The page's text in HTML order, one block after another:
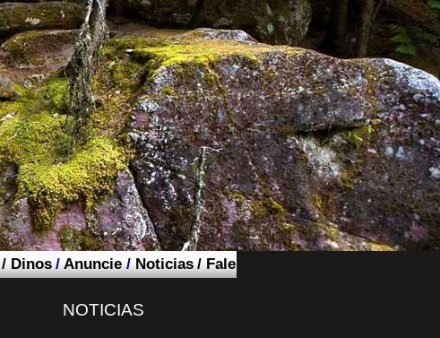
/Dinos /Anuncie /Noticias /Fale
NOTICIAS